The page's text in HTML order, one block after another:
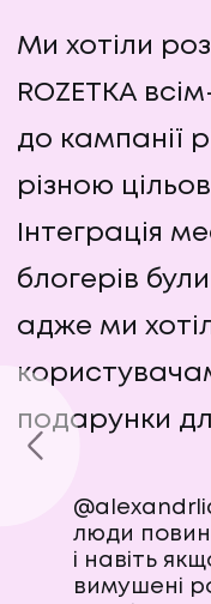
Ми хотіли
ROZETKA
до кампанії
різною
Інтеграція
блогерів
адже ми
подарунки
люди
і навіть
вимушені